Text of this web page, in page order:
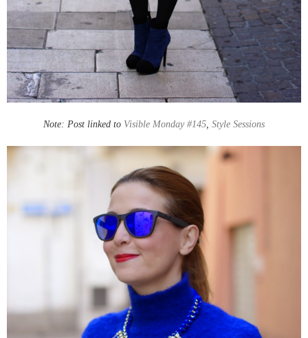
Note: Post linked to Visible Monday #145, Style Sessions